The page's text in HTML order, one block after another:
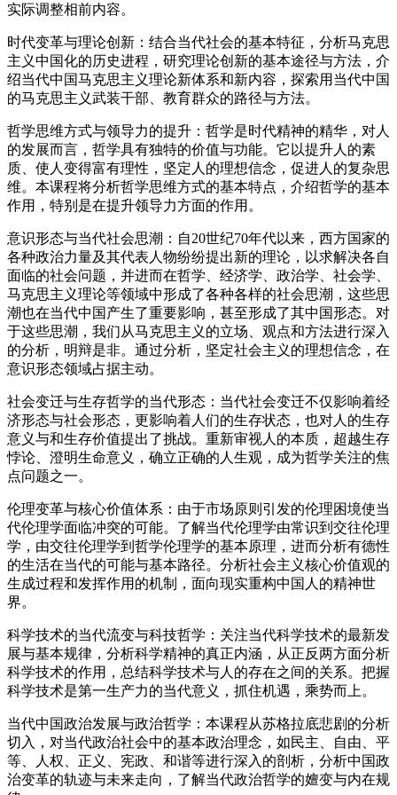
实际调整相前内容。
时代变革与理论创新：结合当代社会的基本特征，分析马克思
主义中国化的历史进程，研究理论创新的基本途径与方法，介
绍当代中国马克思主义理论新体系和新内容，探索用当代中国
的马克思主义武装干部、教育群众的路径与方法。
哲学思维方式与领导力的提升：哲学是时代精神的精华，对人
的发展而言，哲学具有独特的价值与功能。它以提升人的素
质、使人变得富有理性，坚定人的理想信念，促进人的复杂思
维。本课程将分析哲学思维方式的基本特点，介绍哲学的基本
作用，特别是在提升领导力方面的作用。
意识形态与当代社会思潮：自20世纪70年代以来，西方国家的
各种政治力量及其代表人物纷纷提出新的理论，以求解决各自
面临的社会问题，并进而在哲学、经济学、政治学、社会学、
马克思主义理论等领域中形成了各种各样的社会思潮，这些思
潮也在当代中国产生了重要影响，甚至形成了其中国形态。对
于这些思潮，我们从马克思主义的立场、观点和方法进行深入
的分析，明辩是非。通过分析，坚定社会主义的理想信念，在
意识形态领域占据主动。
社会变迁与生存哲学的当代形态：当代社会变迁不仅影响着经
济形态与社会形态，更影响着人们的生存状态，也对人的生存
意义与和生存价值提出了挑战。重新审视人的本质，超越生存
悖论、澄明生命意义，确立正确的人生观，成为哲学关注的焦
点问题之一。
伦理变革与核心价值体系：由于市场原则引发的伦理困境使当
代伦理学面临冲突的可能。了解当代伦理学由常识到交往伦理
学，由交往伦理学到哲学伦理学的基本原理，进而分析有德性
的生活在当代的可能与基本路径。分析社会主义核心价值观的
生成过程和发挥作用的机制，面向现实重构中国人的精神世
界。
科学技术的当代流变与科技哲学：关注当代科学技术的最新发
展与基本规律，分析科学精神的真正内涵，从正反两方面分析
科学技术的作用，总结科学技术与人的存在之间的关系。把握
科学技术是第一生产力的当代意义，抓住机遇，乘势而上。
当代中国政治发展与政治哲学：本课程从苏格拉底悲剧的分析
切入，对当代政治社会中的基本政治理念，如民主、自由、平
等、人权、正义、宪政、和谐等进行深入的剖析，分析中国政
治变革的轨迹与未来走向，了解当代政治哲学的嬗变与内在规